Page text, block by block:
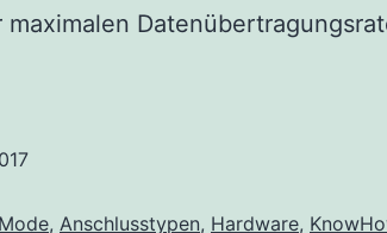
, Anschlusstypen, Hardware,